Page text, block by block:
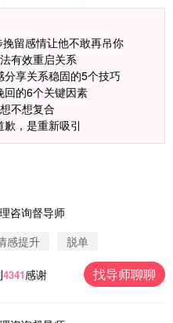
留感情让他不敢再吊你
有效重启关系
享关系稳固的5个技巧
回的6个关键因素
不想复合
，是重新吸引
咨询督导师
感提升 脱单
4341感谢 找导师聊聊
过此页面咨询，已获得专属情感方